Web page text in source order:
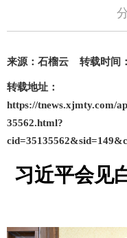
来源： 石榴云 转载时间：
转载地址：
https://tnews.xjmty.com/
35562.html?
习近平会见